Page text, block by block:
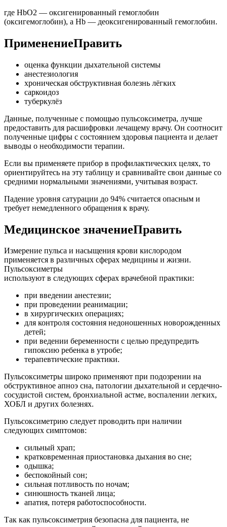
где HbO2 — оксигенированный гемоглобин
(оксигемоглобин), а Hb — деоксигенированный гемоглобин.
ПрименениеПравить
оценка функции дыхательной системы
анестезиология
хроническая обструктивная болезнь лёгких
саркоидоз
туберкулёз
Данные, полученные с помощью пульсоксиметра, лучше
предоставить для расшифровки лечащему врачу. Он соотносит
полученные цифры с состоянием здоровья пациента и делает
выводы о необходимости терапии.
Если вы применяете прибор в профилактических целях, то
ориентируйтесь на эту таблицу и сравнивайте свои данные со
средними нормальными значениями, учитывая возраст.
Падение уровня сатурации до 94% считается опасным и
требует немедленного обращения к врачу.
Медицинское значениеПравить
Измерение пульса и насыщения крови кислородом
применяется в различных сферах медицины и жизни.
Пульсоксиметры
используют в следующих сферах врачебной практики:
при введении анестезии;
при проведении реанимации;
в хирургических операциях;
для контроля состояния недоношенных новорожденных
детей;
при ведении беременности с целью предупредить
гипоксию ребенка в утробе;
терапевтические практики.
Пульсоксиметры широко применяют при подозрении на
обструктивное апноэ сна, патологии дыхательной и сердечно-
сосудистой систем, бронхиальной астме, воспалении легких,
ХОБЛ и других болезнях.
Пульсоксиметрию следует проводить при наличии
следующих симптомов:
сильный храп;
кратковременная приостановка дыхания во сне;
одышка;
беспокойный сон;
сильная потливость по ночам;
синюшность тканей лица;
апатия, потеря работоспособности.
Так как пульсоксиметрия безопасна для пациента, не